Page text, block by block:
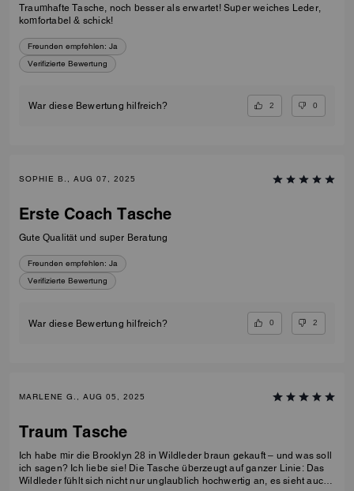
Traumhafte Tasche, noch besser als erwartet! Super weiches Leder,
komfortabel & schick!
Freunden empfehlen: Ja
Verifizierte Bewertung
War diese Bewertung hilfreich? 2 0
SOPHIE B., AUG 07, 2025
Erste Coach Tasche
Gute Qualität und super Beratung
Freunden empfehlen: Ja
Verifizierte Bewertung
War diese Bewertung hilfreich? 0 2
MARLENE G., AUG 05, 2025
Traum Tasche
Ich habe mir die Brooklyn 28 in Wildleder braun gekauft – und was soll
ich sagen? Ich liebe sie! Die Tasche überzeugt auf ganzer Linie: Das
Wildleder fühlt sich nicht nur unglaublich hochwertig an, es sieht auch